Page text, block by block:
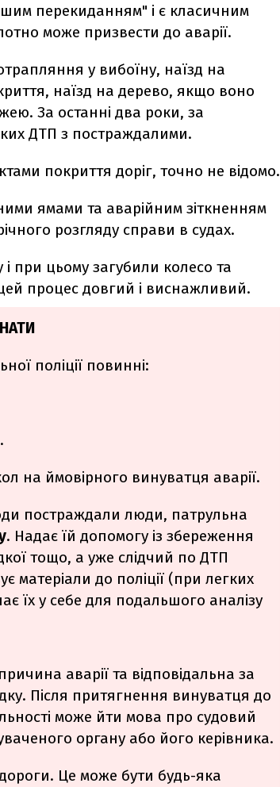
перекиданням" і є класичним
може призвести до аварії.
у вибоїну, наїзд на
наїзд на дерево, якщо воно
За останні два роки, за
ДТП з постраждалими.
покриття доріг, точно не відомо.
ямами та аварійним зіткненням
розгляду справи в судах.
і при цьому загубили колесо та
процес довгий і виснажливий.
поліції повинні:
на ймовірного винуватця аварії.
постраждали люди, патрульна
. Надає їй допомогу із збереження
тощо, а уже слідчий по ДТП
матеріали до поліції (при легких
їх у себе для подальшого аналізу
аварії та відповідальна за
Після притягнення винуватця до
може йти мова про судовий
органу або його керівника.
Це може бути будь-яка